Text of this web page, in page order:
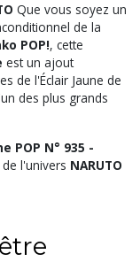
Que vous soyez un
de la
POP!, cette
est un ajout
de l'Éclair Jaune de
des plus grands
POP N° 935 -
l'univers NARUTO